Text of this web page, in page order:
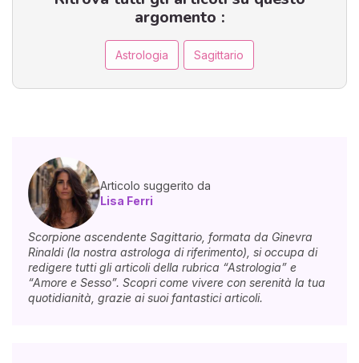
argomento :
Astrologia Sagittario
Articolo suggerito da
Lisa Ferri
Scorpione ascendente Sagittario, formata da Ginevra
Rinaldi (la nostra astrologa di riferimento), si occupa di
redigere tutti gli articoli della rubrica “Astrologia” e
“Amore e Sesso”. Scopri come vivere con serenità la tua
quotidianità, grazie ai suoi fantastici articoli.